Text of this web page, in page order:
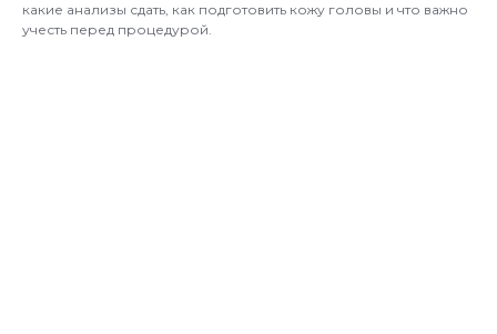
какие анализы сдать, как подготовить кожу головы и что важно
учесть перед процедурой.